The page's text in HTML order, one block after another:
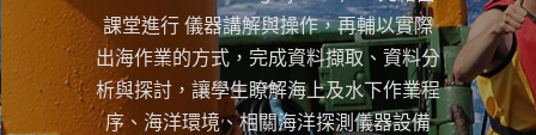
課堂進行 儀器講解與操作，再輔以實際
出海作業的方式，完成資料擷取、資料分
析與探討，讓學生瞭解海上及水下作業程
序、海洋環境、相關海洋探測儀器設備